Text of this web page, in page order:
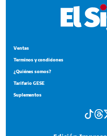
Ventas
Terminos y condiciones
¿Quiénes somos?
Tarifario GESE
Suplementos